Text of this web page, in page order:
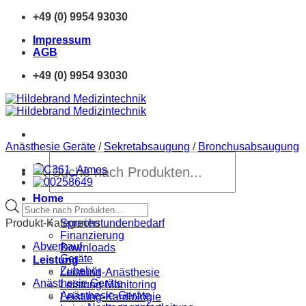
Zum
springen
+49 (0) 9954 93030
Impressum
AGB
+49 (0) 9954 93030
search
Home
Neue Produkte
Sprechstundenbedarf
Finanzierung
Downloads
Leistung
Leistung-Anästhesie
Leistung-Monitoring
Leistung-Kardiologie
Anästhesie Geräte / Sekretabsaugung / Bronchusabsaugung
Products
search
Produkt-Kategorien
Abverkauf
Geräte
Zubehör
Anästhesie Geräte
Anästhesie-Geräte